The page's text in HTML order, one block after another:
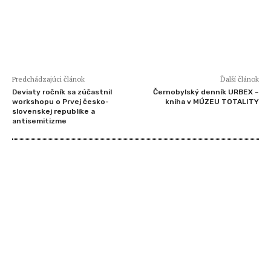
Predchádzajúci článok
Deviaty ročník sa zúčastnil
workshopu o Prvej česko-
slovenskej republike a
antisemitizme
Ďalší článok
Černobylský denník URBEX –
kniha v MÚZEU TOTALITY